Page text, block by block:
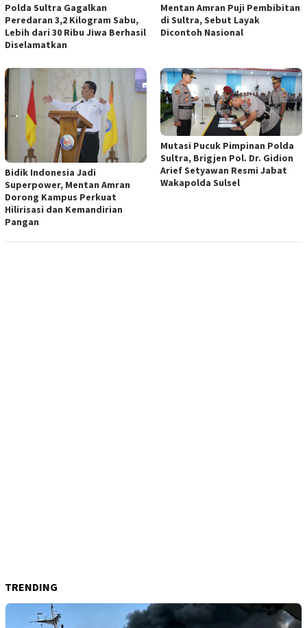
Polda Sultra Gagalkan
Peredaran 3,2 Kilogram Sabu,
Lebih dari 30 Ribu Jiwa Berhasil
Diselamatkan
Mentan Amran Puji Pembibitan
di Sultra, Sebut Layak
Dicontoh Nasional
Bidik Indonesia Jadi
Superpower, Mentan Amran
Dorong Kampus Perkuat
Hilirisasi dan Kemandirian
Pangan
Mutasi Pucuk Pimpinan Polda
Sultra, Brigjen Pol. Dr. Gidion
Arief Setyawan Resmi Jabat
Wakapolda Sulsel
TRENDING